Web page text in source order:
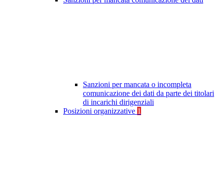
Sanzioni per mancata o incompleta
comunicazione dei dati da parte dei titolari
di incarichi dirigenziali
Posizioni organizzative 1